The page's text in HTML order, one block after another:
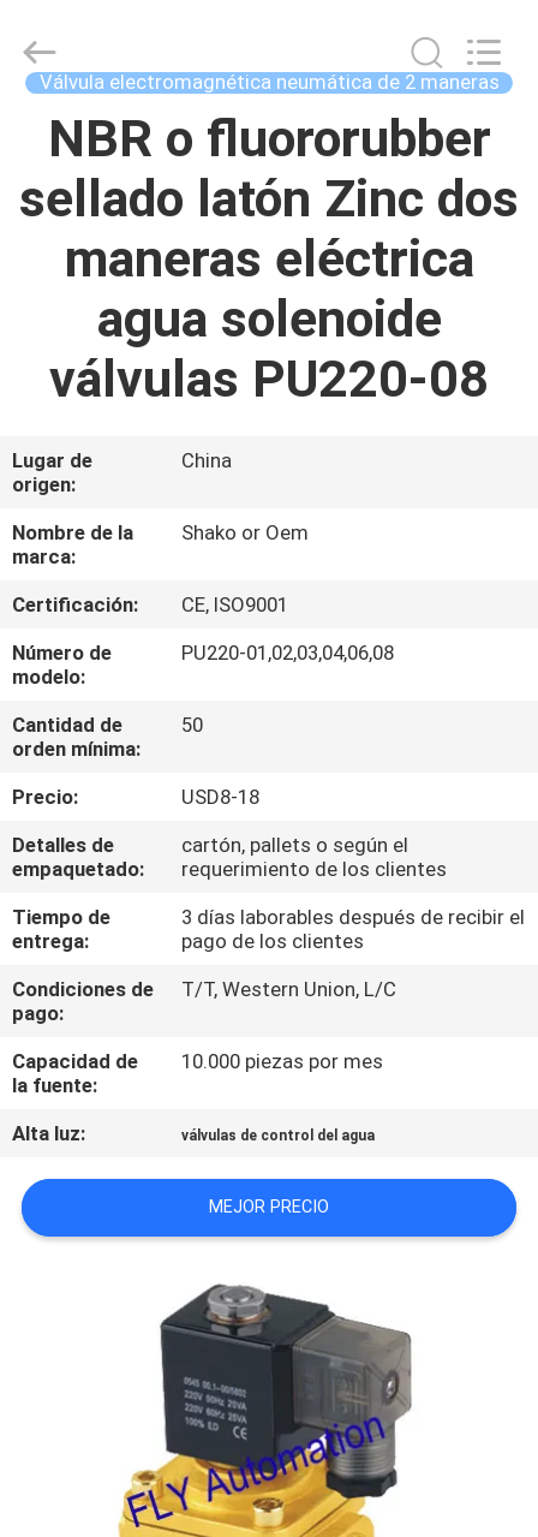
HOGAR
PRODUCTOS
SOBRE
NOSOTROS
VIAJE
LA
FÁBRICA
CONTROL
DE
CALIDAD
ÉNTRENOS
EN
CONTACTO
CON
NOTICIAS
PIDA
UNA
MAPA
DEL
PRIVACIDAD
Rights
Reserved.
Developed
Válvula electromagnética neumática de 2 maneras
NBR o fluororubber
sellado latón Zinc dos
maneras eléctrica
agua solenoide
válvulas PU220-08
Lugar de
origen:
China
Nombre de la
marca:
Shako or Oem
Certificación:
CE, ISO9001
Número de
modelo:
PU220-01,02,03,04,06,08
Cantidad de
orden mínima:
50
Precio:
USD8-18
Detalles de
empaquetado:
cartón, pallets o según el
requerimiento de los clientes
Tiempo de
entrega:
3 días laborables después de recibir el
pago de los clientes
Condiciones de
pago:
T/T, Western Union, L/C
Capacidad de
la fuente:
10.000 piezas por mes
Alta luz: válvulas de control del agua
MEJOR PRECIO